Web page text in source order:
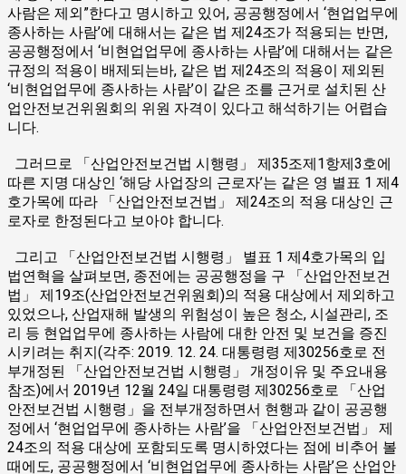
사람은 제외”한다고 명시하고 있어, 공공행정에서 ‘현업업무에
종사하는 사람’에 대해서는 같은 법 제24조가 적용되는 반면,
공공행정에서 ‘비현업업무에 종사하는 사람’에 대해서는 같은
규정의 적용이 배제되는바, 같은 법 제24조의 적용이 제외된
‘비현업업무에 종사하는 사람’이 같은 조를 근거로 설치된 산
업안전보건위원회의 위원 자격이 있다고 해석하기는 어렵습
니다.
그러므로 「산업안전보건법 시행령」 제35조제1항제3호에
따른 지명 대상인 ‘해당 사업장의 근로자’는 같은 영 별표 1 제4
호가목에 따라 「산업안전보건법」 제24조의 적용 대상인 근
로자로 한정된다고 보아야 합니다.
그리고 「산업안전보건법 시행령」 별표 1 제4호가목의 입
법연혁을 살펴보면, 종전에는 공공행정을 구 「산업안전보건
법」 제19조(산업안전보건위원회)의 적용 대상에서 제외하고
있었으나, 산업재해 발생의 위험성이 높은 청소, 시설관리, 조
리 등 현업업무에 종사하는 사람에 대한 안전 및 보건을 증진
시키려는 취지(각주: 2019. 12. 24. 대통령령 제30256호로 전
부개정된 「산업안전보건법 시행령」 개정이유 및 주요내용
참조)에서 2019년 12월 24일 대통령령 제30256호로 「산업
안전보건법 시행령」을 전부개정하면서 현행과 같이 공공행
정에서 ‘현업업무에 종사하는 사람’을 「산업안전보건법」 제
24조의 적용 대상에 포함되도록 명시하였다는 점에 비추어 볼
때에도, 공공행정에서 ‘비현업업무에 종사하는 사람’은 산업안